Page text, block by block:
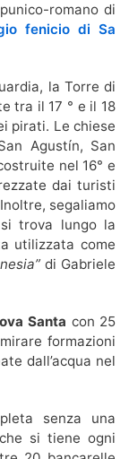
romano di
fenicio di Sa
la Torre di
tra il 17 ° e il 18
pirati. Le chiese
Agustín, San
nel 16° e
dai turisti
segaliamo
trova lungo la
utilizzata come
di Gabriele
Santa con 25
formazioni
dall’acqua nel
senza una
si tiene ogni